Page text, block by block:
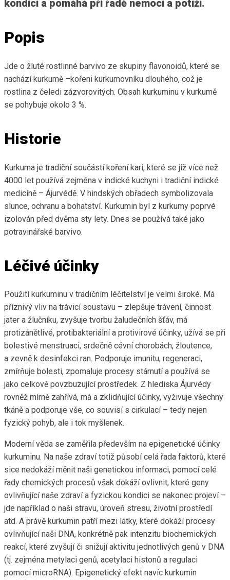
kondicí a pomáhá při řadě nemocí a potíží.
Popis
Jde o žluté rostlinné barvivo ze skupiny flavonoidů, které se
nachází kurkumě –kořeni kurkumovníku dlouhého, což je
rostlina z čeledi zázvorovitých. Obsah kurkuminu v kurkumě
se pohybuje okolo 3 %.
Historie
Kurkuma je tradiční součástí koření kari, které se již více než
4000 let používá zejména v indické kuchyni i tradiční indické
medicíně – Ájurvédě. V hindských obřadech symbolizovala
slunce, ochranu a bohatství. Kurkumin byl z kurkumy poprvé
izolován před dvěma sty lety. Dnes se používá také jako
potravinářské barvivo.
Léčivé účinky
Použití kurkuminu v tradičním léčitelství je velmi široké. Má
příznivý vliv na trávicí soustavu – zlepšuje trávení, činnost
jater a žlučníku, zvyšuje tvorbu žaludečních šťáv, má
protizánětlivé, protibakteriální a protivirové účinky, užívá se při
bolestivé menstruaci, srdečně cévní chorobách, žloutence,
a zevně k desinfekci ran. Podporuje imunitu, regeneraci,
zmírňuje bolesti, zpomaluje procesy stárnutí a používá se
jako celkově povzbuzující prostředek. Z hlediska Ájurvédy
rovněž mírně zahřívá, má a zklidňující účinky, vyživuje všechny
tkáně a podporuje vše, co souvisí s cirkulací – tedy nejen
fyzický pohyb, ale i tok myšlenek.
Moderní věda se zaměřila především na epigenetické účinky
kurkuminu. Na naše zdraví totiž působí celá řada faktorů, které
sice nedokáží měnit naši genetickou informaci, pomocí celé
řady chemických procesů však dokáží ovlivnit, které geny
ovlivňující naše zdraví a fyzickou kondici se nakonec projeví –
jde například o naši stravu, úroveň stresu, životní prostředí
atd. A právě kurkumin patří mezi látky, které dokáží procesy
ovlivňující naši DNA, konkrétně pak intenzitu biochemických
reakcí, které zvyšují či snižují aktivitu jednotlivých genů v DNA
(tj. zejména metylaci genů, acetylaci histonů a regulaci
pomocí microRNA). Epigenetický efekt navíc kurkumin